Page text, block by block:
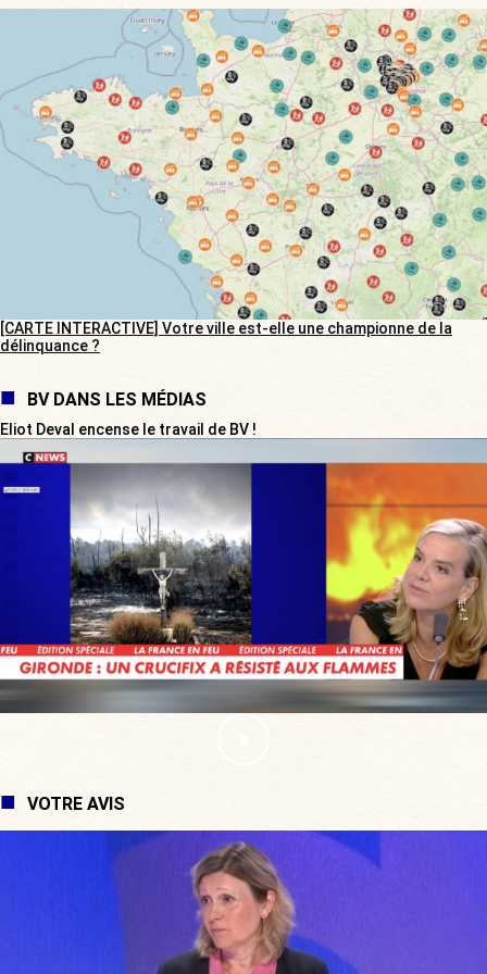
[CARTE INTERACTIVE] Votre ville est-elle une championne de la
délinquance ?
BV DANS LES MÉDIAS
Eliot Deval encense le travail de BV !
VOTRE AVIS